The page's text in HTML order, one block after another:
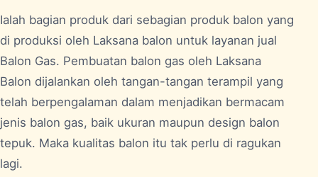
Ialah bagian produk dari sebagian produk balon yang
di produksi oleh Laksana balon untuk layanan jual
Balon Gas. Pembuatan balon gas oleh Laksana
Balon dijalankan oleh tangan-tangan terampil yang
telah berpengalaman dalam menjadikan bermacam
jenis balon gas, baik ukuran maupun design balon
tepuk. Maka kualitas balon itu tak perlu di ragukan
lagi.